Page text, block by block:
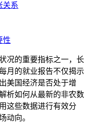
关系
性
况的重要指标之一，长
月的就业报告不仅揭示
美国经济是否处于增
析如何从最新的非农数
这些数据进行有效分
动向。